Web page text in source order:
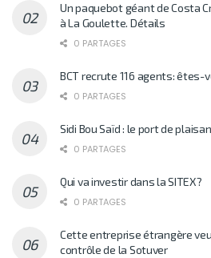
Un paquebot géant de Costa
à La Goulette. Détails
0 PARTAGES
BCT recrute 116 agents: êtes-
0 PARTAGES
Sidi Bou Saïd : le port de
0 PARTAGES
Qui va investir dans la SITEX?
0 PARTAGES
Cette entreprise étrangère
contrôle de la Sotuver